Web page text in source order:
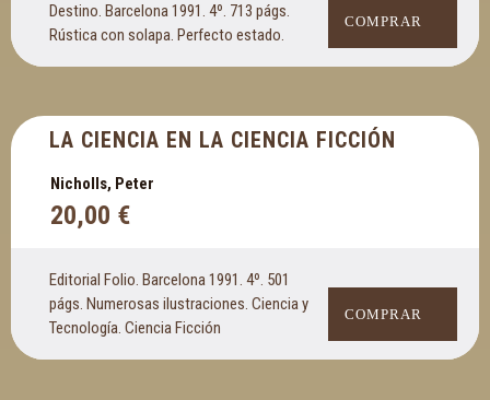
Destino. Barcelona 1991. 4º. 713 págs.
Rústica con solapa. Perfecto estado.
COMPRAR
LA CIENCIA EN LA CIENCIA FICCIÓN
Nicholls, Peter
20,00 €
Editorial Folio. Barcelona 1991. 4º. 501
págs. Numerosas ilustraciones. Ciencia y
Tecnología. Ciencia Ficción
COMPRAR